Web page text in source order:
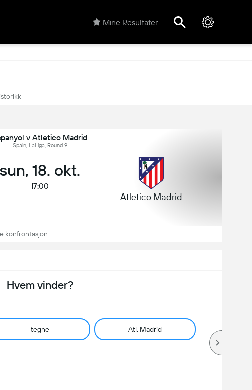
Mine Resultater
v Atletico Madrid
Spain, LaLiga, Round 9
sun, 18. okt.
17:00
Atletico Madrid
konfrontasjon
Hvem vinder?
tegne Atl. Madrid